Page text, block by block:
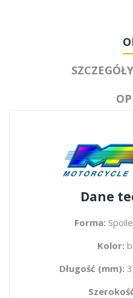
Dane
Forma:
Kolor:
Długość (mm):